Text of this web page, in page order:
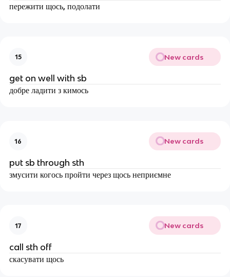
пережити щось, подолати
15 New cards
get on well with sb
добре ладити з кимось
16 New cards
put sb through sth
змусити когось пройти через щось неприємне
17 New cards
call sth off
скасувати щось